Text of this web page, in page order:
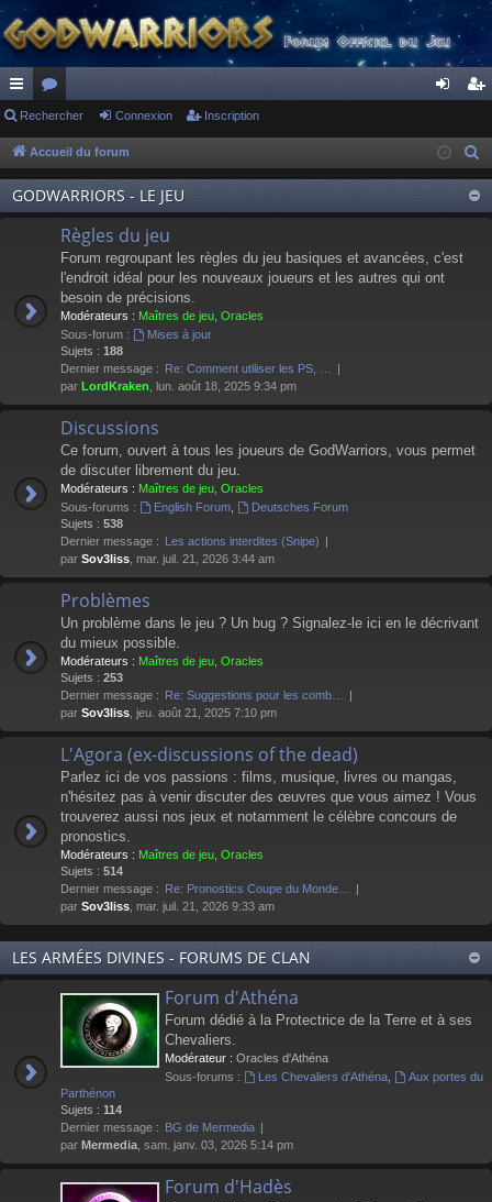
ac
co
ur
ci
or
u
m
s
ne
xi
on
cri
pti
on
Rechercher Connexion Inscription
Accueil du forum
GODWARRIORS - LE JEU
Règles du jeu
Forum regroupant les règles du jeu basiques et avancées, c'est
l'endroit idéal pour les nouveaux joueurs et les autres qui ont
besoin de précisions.
Modérateurs : Maîtres de jeu Oracles
Sous-forum :
Mises à jour
Sujets : 188
Dernier message : Re: Comment utiliser les PS, …
par LordKraken , lun. août 18, 2025 9:34 pm
Discussions
Ce forum, ouvert à tous les joueurs de GodWarriors, vous permet
de discuter librement du jeu.
Modérateurs : Maîtres de jeu Oracles
Sous-forums :
English Forum,
Deutsches Forum
Sujets : 538
Dernier message : Les actions interdites (Snipe)
par Sov3liss , mar. juil. 21, 2026 3:44 am
Problèmes
Un problème dans le jeu ? Un bug ? Signalez-le ici en le décrivant
du mieux possible.
Modérateurs : Maîtres de jeu Oracles
Sujets : 253
Dernier message : Re: Suggestions pour les comb…
par Sov3liss , jeu. août 21, 2025 7:10 pm
L'Agora (ex-discussions of the dead)
Parlez ici de vos passions : films, musique, livres ou mangas,
n'hésitez pas à venir discuter des œuvres que vous aimez ! Vous
trouverez aussi nos jeux et notamment le célèbre concours de
pronostics.
Modérateurs : Maîtres de jeu Oracles
Sujets : 514
Dernier message : Re: Pronostics Coupe du Monde…
par Sov3liss , mar. juil. 21, 2026 9:33 am
LES ARMÉES DIVINES - FORUMS DE CLAN
Forum d'Athéna
Forum dédié à la Protectrice de la Terre et à ses
Chevaliers.
Modérateur : Oracles d'Athéna
Sous-forums :
Les Chevaliers d'Athéna,
Aux portes du
Parthénon
Sujets : 114
Dernier message : BG de Mermedia
par Mermedia , sam. janv. 03, 2026 5:14 pm
Forum d'Hadès